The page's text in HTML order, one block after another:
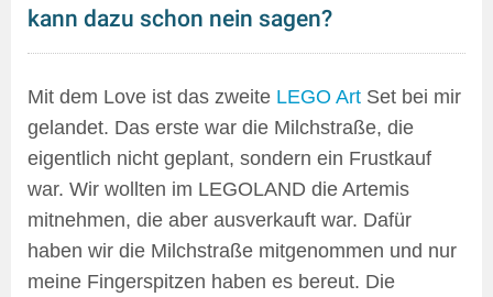
kann dazu schon nein sagen?
Mit dem Love ist das zweite LEGO Art Set bei mir
gelandet. Das erste war die Milchstraße, die
eigentlich nicht geplant, sondern ein Frustkauf
war. Wir wollten im LEGOLAND die Artemis
mitnehmen, die aber ausverkauft war. Dafür
haben wir die Milchstraße mitgenommen und nur
meine Fingerspitzen haben es bereut. Die